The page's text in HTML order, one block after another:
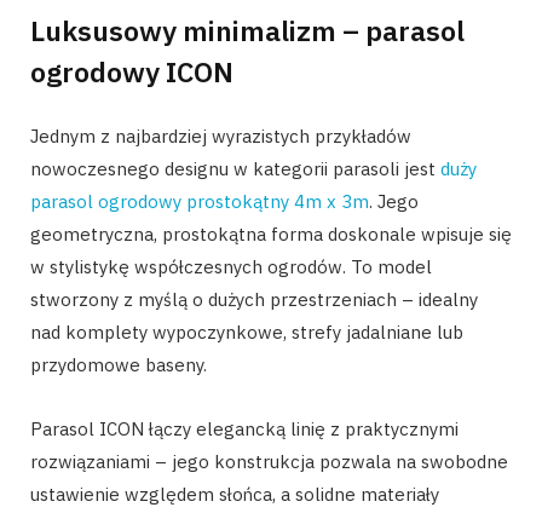
Luksusowy minimalizm – parasol
ogrodowy ICON
Jednym z najbardziej wyrazistych przykładów
nowoczesnego designu w kategorii parasoli jest duży
parasol ogrodowy prostokątny 4m x 3m. Jego
geometryczna, prostokątna forma doskonale wpisuje się
w stylistykę współczesnych ogrodów. To model
stworzony z myślą o dużych przestrzeniach – idealny
nad komplety wypoczynkowe, strefy jadalniane lub
przydomowe baseny.
Parasol ICON łączy elegancką linię z praktycznymi
rozwiązaniami – jego konstrukcja pozwala na swobodne
ustawienie względem słońca, a solidne materiały